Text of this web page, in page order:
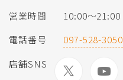
営業時間
10:00〜21:00
電話番号
097-528-3050
店舗SNS